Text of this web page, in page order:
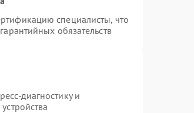
Подробнее →
специалисты, что
обязательств
диагностику и